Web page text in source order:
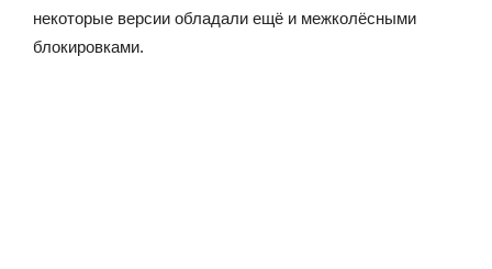
некоторые версии обладали ещё и межколёсными
блокировками.